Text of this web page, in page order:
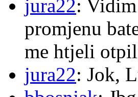
jura22:
promjenu
me htjeli
jura22: Jok,